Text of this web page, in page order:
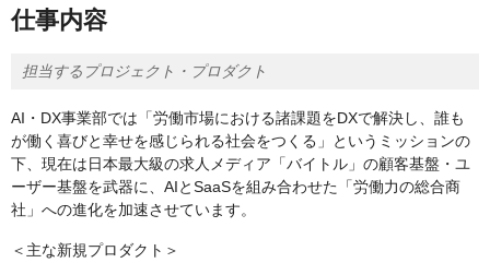
仕事内容
担当するプロジェクト・プロダクト
AI・DX事業部では「労働市場における諸課題をDXで解決し、誰も
が働く喜びと幸せを感じられる社会をつくる」というミッションの
下、現在は日本最大級の求人メディア「バイトル」の顧客基盤・ユ
ーザー基盤を武器に、AIとSaaSを組み合わせた「労働力の総合商
社」への進化を加速させています。
＜主な新規プロダクト＞